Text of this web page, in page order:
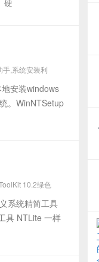
硬
,系统安装利
安装windows
。WinNTSetup
10.2绿色
系统精简工具
具 NTLite 一样